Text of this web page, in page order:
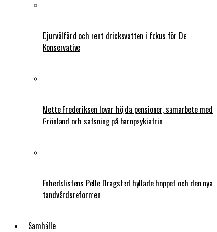
Djurvälfärd och rent dricksvatten i fokus för De
Konservative
Mette Frederiksen lovar höjda pensioner, samarbete med
Grönland och satsning på barnpsykiatrin
Enhedslistens Pelle Dragsted hyllade hoppet och den nya
tandvårdsreformen
Samhälle